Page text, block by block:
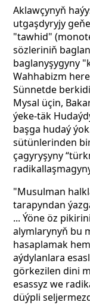
Aklawçynyň
utgaşdyryjy
"tawhid"
sözleriniň
baglanyşygyny
Wahhabizm
Sünnetde
Mysal üçin,
ýeke-täk
başga hudaý
sütünlerinden
çagyryşyny
"Musulman
tarapyndan
... Ýöne öz
alymlarynyň bu
hasaplamak
aýdylanlara
görkezilen dini
esassyz we
düýpli